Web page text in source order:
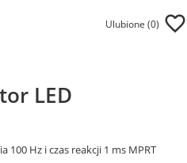
Ulubione (0)
LED
Hz i czas reakcji 1 ms MPRT